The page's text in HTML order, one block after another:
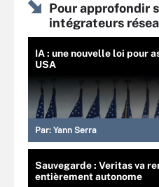
Pour approfondir
intégrateurs
IA : une nouvelle loi pour
USA
Par: Yann Serra
Sauvegarde : Veritas va
entièrement autonome